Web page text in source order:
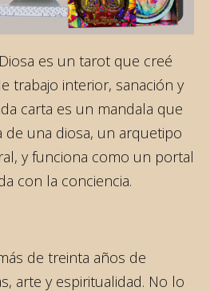
es un tarot que creé
trabajo interior, sanación y
carta es un mandala que
de una diosa, un arquetipo
y funciona como un portal
con la conciencia.
de treinta años de
arte y espiritualidad. No lo